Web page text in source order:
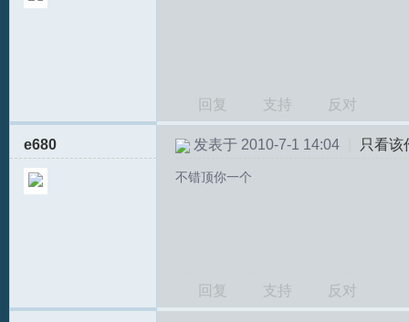
T
R
回复 支持 反对
e680 发表于 2010-7-1 14:04 只看该
不错顶你一个
回复 支持 反对